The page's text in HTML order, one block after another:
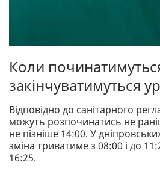
Коли
закінчуватимуться
Відповідно до санітарного
можуть розпочинатись не
не пізніше 14:00. У
зміна триватиме з 08:00 і до
16:25.